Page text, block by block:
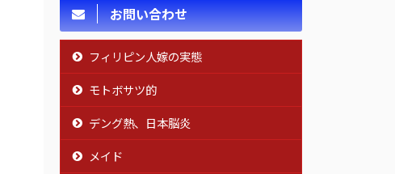
お問い合わせ
フィリピン人嫁の実態
モトボサツ的
デング熱、日本脳炎
メイド